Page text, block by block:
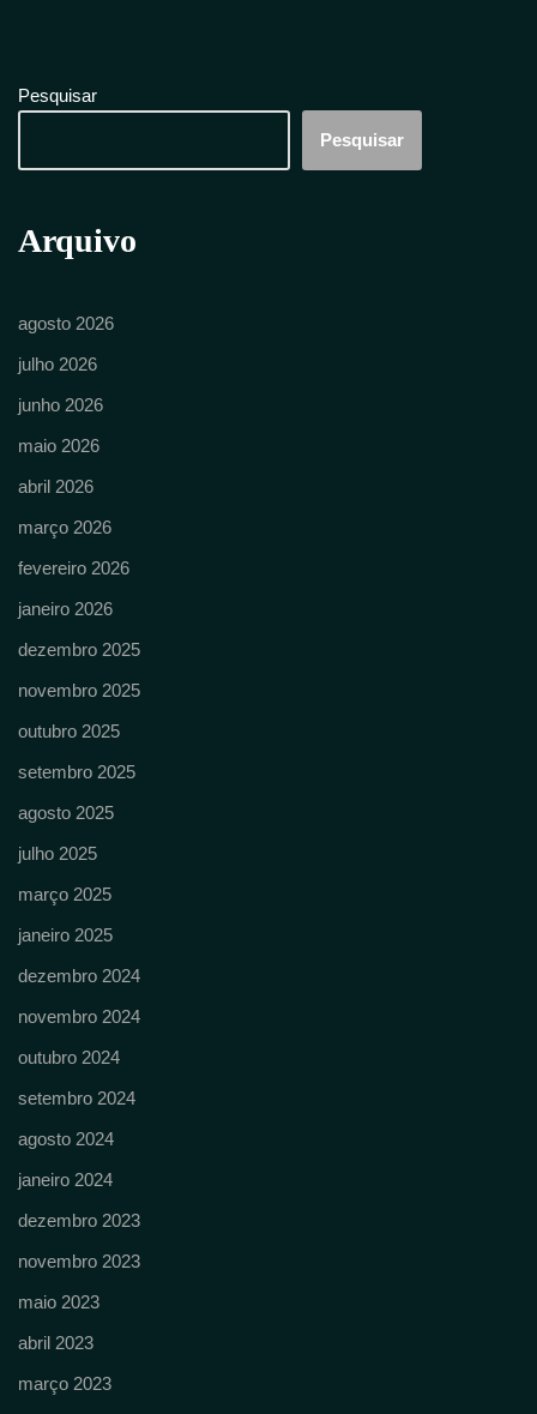
Pesquisar
Pesquisar
Arquivo
agosto 2026
julho 2026
junho 2026
maio 2026
abril 2026
março 2026
fevereiro 2026
janeiro 2026
dezembro 2025
novembro 2025
outubro 2025
setembro 2025
agosto 2025
julho 2025
março 2025
janeiro 2025
dezembro 2024
novembro 2024
outubro 2024
setembro 2024
agosto 2024
janeiro 2024
dezembro 2023
novembro 2023
maio 2023
abril 2023
março 2023